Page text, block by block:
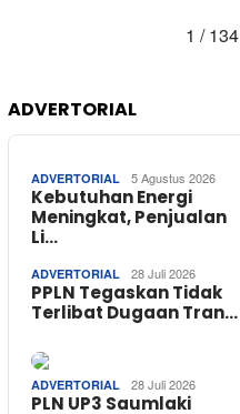
1 / 134
ADVERTORIAL
ADVERTORIAL 5 Agustus 2026
Kebutuhan Energi
Meningkat, Penjualan
Li…
ADVERTORIAL 28 Juli 2026
PPLN Tegaskan Tidak
Terlibat Dugaan Tran…
ADVERTORIAL 28 Juli 2026
PLN UP3 Saumlaki